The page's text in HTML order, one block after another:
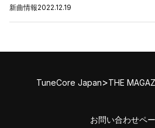
新曲情報2022.12.19
TuneCore Japan>THE
お問い合わせペ